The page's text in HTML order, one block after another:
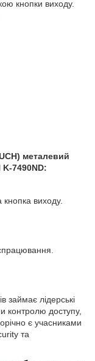
кнопки виходу.
металевий
K-7490ND:
виходу.
займає лідерські
контролю доступу,
є учасниками
та